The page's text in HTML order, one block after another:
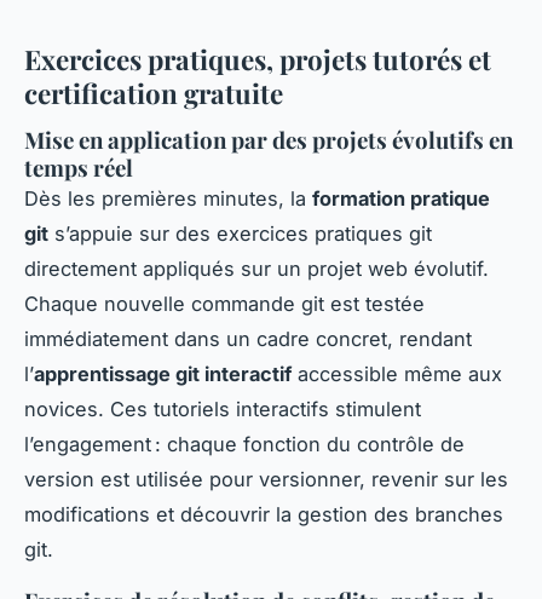
Exercices pratiques, projets tutorés et
certification gratuite
Mise en application par des projets évolutifs en
temps réel
Dès les premières minutes, la formation pratique
git s’appuie sur des exercices pratiques git
directement appliqués sur un projet web évolutif.
Chaque nouvelle commande git est testée
immédiatement dans un cadre concret, rendant
l’apprentissage git interactifaccessible même aux
novices. Ces tutoriels interactifs stimulent
l’engagement : chaque fonction du contrôle de
version est utilisée pour versionner, revenir sur les
modifications et découvrir la gestion des branches
git.